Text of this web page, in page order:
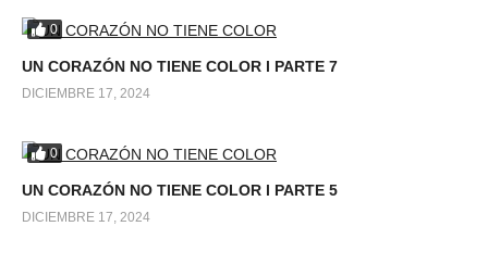
0
UN CORAZÓN NO TIENE COLOR l PARTE 7
DICIEMBRE 17, 2024
0
UN CORAZÓN NO TIENE COLOR l PARTE 5
DICIEMBRE 17, 2024